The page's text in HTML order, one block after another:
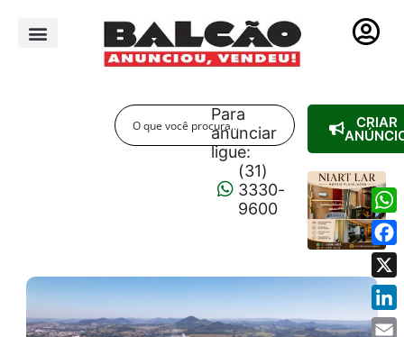
Para
anunciar
ligue:
(31)
3330-
9600
CRIAR
X